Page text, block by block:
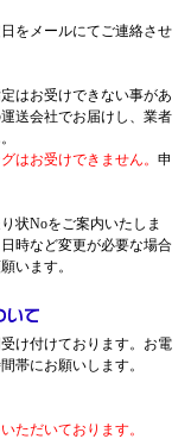
をメールにてご連絡させ
はお受けできない事があ
送会社でお届けし、業者
はお受けできません。 申
状Noをご案内いたしま
時など変更が必要な場合
います。
け付けております。お電
帯にお願いします。
ただいております。